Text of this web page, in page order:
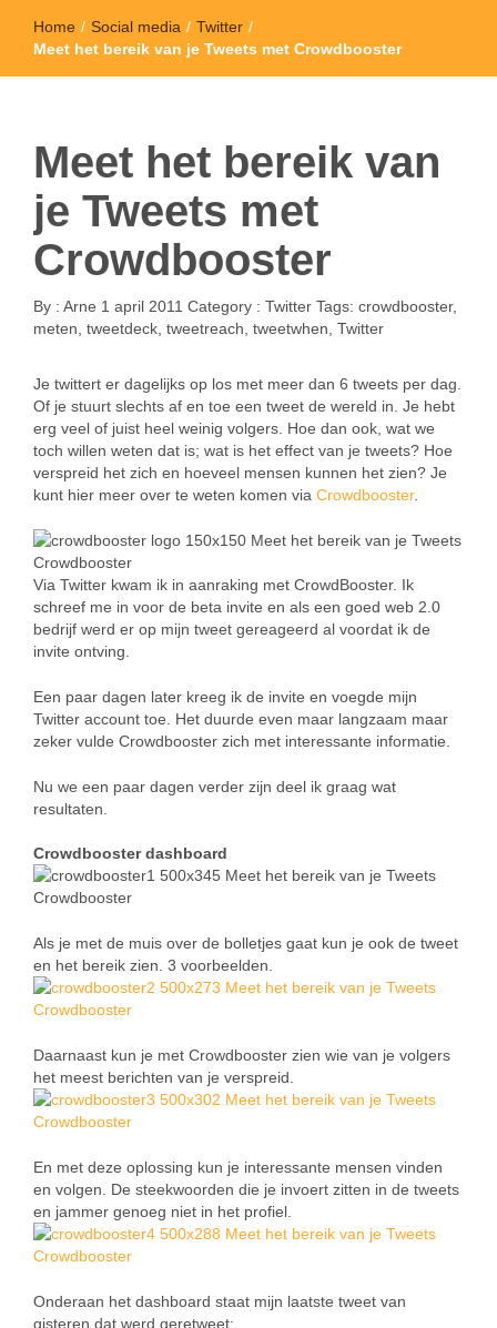
Home / Social media / Twitter /
Meet het bereik van je Tweets met Crowdbooster
Meet het bereik van
je Tweets met
Crowdbooster
By : Arne 1 april 2011 Category : Twitter Tags: crowdbooster,
meten tweetdeck tweetreach tweetwhen Twitter
Je twittert er dagelijks op los met meer dan 6 tweets per dag.
Of je stuurt slechts af en toe een tweet de wereld in. Je hebt
erg veel of juist heel weinig volgers. Hoe dan ook, wat we
toch willen weten dat is; wat is het effect van je tweets? Hoe
verspreid het zich en hoeveel mensen kunnen het zien? Je
kunt hier meer over te weten komen via Crowdbooster.
Via Twitter kwam ik in aanraking met CrowdBooster. Ik
schreef me in voor de beta invite en als een goed web 2.0
bedrijf werd er op mijn tweet gereageerd al voordat ik de
invite ontving.
Een paar dagen later kreeg ik de invite en voegde mijn
Twitter account toe. Het duurde even maar langzaam maar
zeker vulde Crowdbooster zich met interessante informatie.
Nu we een paar dagen verder zijn deel ik graag wat
resultaten.
Crowdbooster dashboard
Als je met de muis over de bolletjes gaat kun je ook de tweet
en het bereik zien. 3 voorbeelden.
Daarnaast kun je met Crowdbooster zien wie van je volgers
het meest berichten van je verspreid.
En met deze oplossing kun je interessante mensen vinden
en volgen. De steekwoorden die je invoert zitten in de tweets
en jammer genoeg niet in het profiel.
Onderaan het dashboard staat mijn laatste tweet van
gisteren dat werd geretweet: